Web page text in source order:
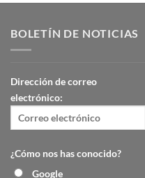
BOLETÍN DE NOTICIAS
Dirección de correo
electrónico:
¿Cómo nos has conocido?
Google